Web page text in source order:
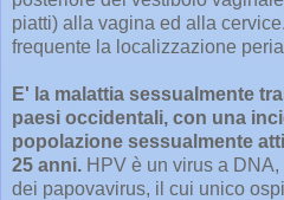
piatti) alla vagina ed alla
frequente la localizzazione
E' la malattia sessualmente
paesi occidentali, con una
popolazione sessualmente
25 anni. HPV è un virus a
dei papovavirus, il cui unico